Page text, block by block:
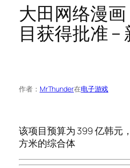
大田网络漫画
目获得批准 –
作者： MrThunder在电子游戏
该项目预算为 399 亿韩元
方米的综合体